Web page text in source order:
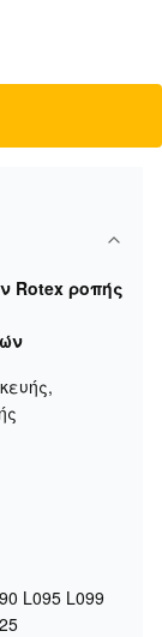
Rotex ροπής
L095 L099